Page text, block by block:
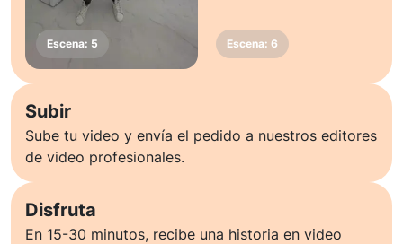
Subir
Sube tu video y envía el pedido a nuestros editores
de video profesionales.
Disfruta
En 15-30 minutos, recibe una historia en video